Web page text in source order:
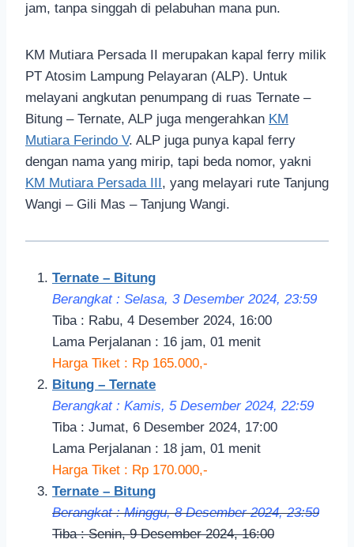
jam, tanpa singgah di pelabuhan mana pun.
KM Mutiara Persada II merupakan kapal ferry milik
PT Atosim Lampung Pelayaran (ALP). Untuk
melayani angkutan penumpang di ruas Ternate –
Bitung – Ternate, ALP juga mengerahkan KM
Mutiara Ferindo V. ALP juga punya kapal ferry
dengan nama yang mirip, tapi beda nomor, yakni
KM Mutiara Persada III , yang melayari rute Tanjung
Wangi – Gili Mas – Tanjung Wangi.
Ternate – Bitung
Berangkat : Selasa, 3 Desember 2024, 23:59
Tiba : Rabu, 4 Desember 2024, 16:00
Lama Perjalanan : 16 jam, 01 menit
Harga Tiket : Rp 165.000,-
Bitung – Ternate
Berangkat : Kamis, 5 Desember 2024, 22:59
Tiba : Jumat, 6 Desember 2024, 17:00
Lama Perjalanan : 18 jam, 01 menit
Harga Tiket : Rp 170.000,-
Ternate – Bitung
Berangkat : Minggu, 8 Desember 2024, 23:59
Tiba : Senin, 9 Desember 2024, 16:00